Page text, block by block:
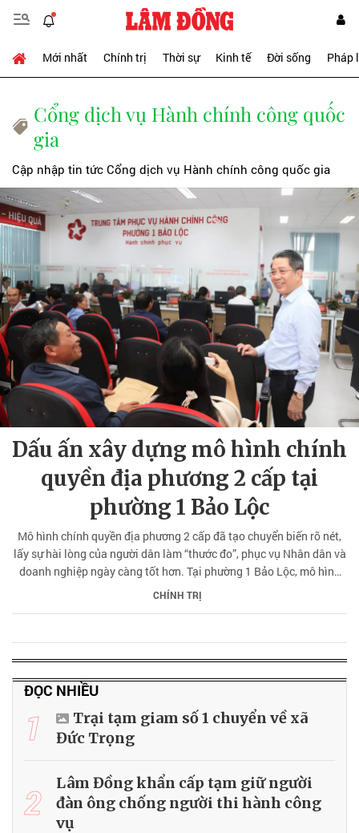
Mới nhất Chính trị Thời sự Kinh tế Đời sống Pháp
Cổng dịch vụ Hành chính công quốc
gia
Cập nhập tin tức Cổng dịch vụ Hành chính công quốc gia
Dấu ấn xây dựng mô hình chính
quyền địa phương 2 cấp tại
phường 1 Bảo Lộc
Mô hình chính quyền địa phương 2 cấp đã tạo chuyển biến rõ nét,
lấy sự hài lòng của người dân làm “thước đo”, phục vụ Nhân dân và
doanh nghiệp ngày càng tốt hơn. Tại phường 1 Bảo Lộc, mô hình
này ghi dấu ấn với sự chủ động, sáng tạo, kịp thời tháo gỡ khó
khăn, bảo đảm phục vụ thông suốt, hiệu quả.
CHÍNH TRỊ
ĐỌC NHIỀU
1
Trại tạm giam số 1 chuyển về xã
Đức Trọng
2
Lâm Đồng khẩn cấp tạm giữ người
đàn ông chống người thi hành công
vụ